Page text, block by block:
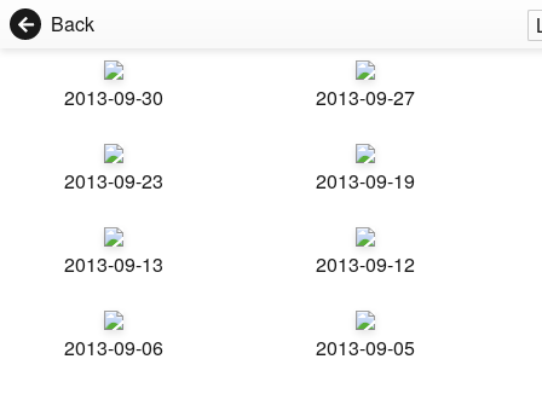
Back
2013-09-30 2013-09-27
2013-09-23 2013-09-19
2013-09-13 2013-09-12
2013-09-06 2013-09-05